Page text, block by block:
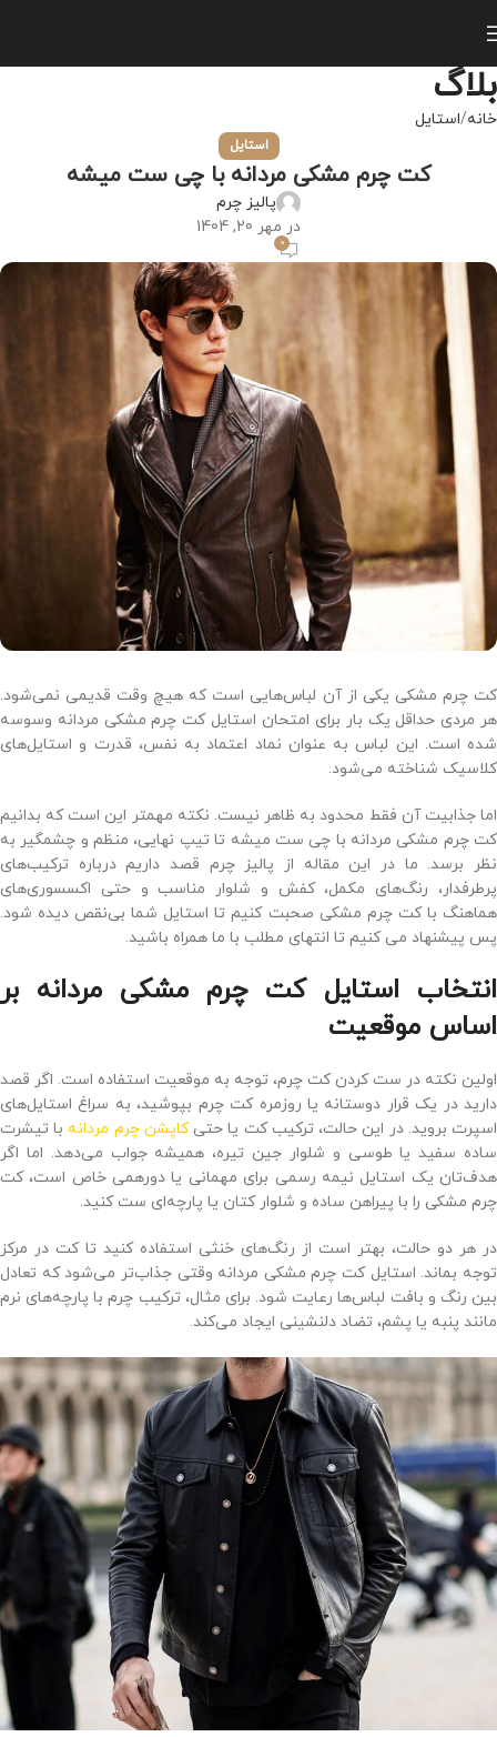
بلاگ
خانه استایل
استایل
کت چرم مشکی مردانه با چی ست میشه
پالیز چرم
در مهر 20, 1404
0
کت چرم مشکی یکی از آن لباس‌هایی است که هیچ ‌وقت قدیمی نمی‌شود.
هر مردی حداقل یک بار برای امتحان استایل کت چرم مشکی مردانه وسوسه
شده است. این لباس به ‌عنوان نماد اعتماد به ‌نفس، قدرت و استایل‌های
کلاسیک شناخته می‌شود.
اما جذابیت آن فقط محدود به ظاهر نیست. نکته مهمتر این است که بدانیم
کت چرم مشکی مردانه با چی ست میشه تا تیپ نهایی، منظم و چشمگیر به
نظر برسد. ما در این مقاله از پالیز چرم قصد داریم درباره ترکیب‌های
پرطرفدار، رنگ‌های مکمل، کفش و شلوار مناسب و حتی اکسسوری‌های
هماهنگ با کت چرم مشکی صحبت کنیم تا استایل شما بی‌نقص دیده شود.
پس پیشنهاد می کنیم تا انتهای مطلب با ما همراه باشید.
انتخاب استایل کت چرم مشکی مردانه بر
اساس موقعیت
اولین نکته در ست ‌کردن کت چرم، توجه به موقعیت استفاده است. اگر قصد
دارید در یک قرار دوستانه یا روزمره کت چرم بپوشید، به سراغ استایل‌های
اسپرت بروید. در این حالت، ترکیب کت یا حتیکاپشن چرم مردانه با تیشرت
ساده سفید یا طوسی و شلوار جین تیره، همیشه جواب می‌دهد. اما اگر
هدف‌تان یک استایل نیمه ‌رسمی برای مهمانی یا دورهمی خاص است، کت
چرم مشکی را با پیراهن ساده و شلوار کتان یا پارچه‌ای ست کنید.
در هر دو حالت، بهتر است از رنگ‌های خنثی استفاده کنید تا کت در مرکز
توجه بماند. استایل کت چرم مشکی مردانه وقتی جذاب‌تر می‌شود که تعادل
بین رنگ و بافت لباس‌ها رعایت شود. برای مثال، ترکیب چرم با پارچه‌های نرم
مانند پنبه یا پشم، تضاد دلنشینی ایجاد می‌کند.